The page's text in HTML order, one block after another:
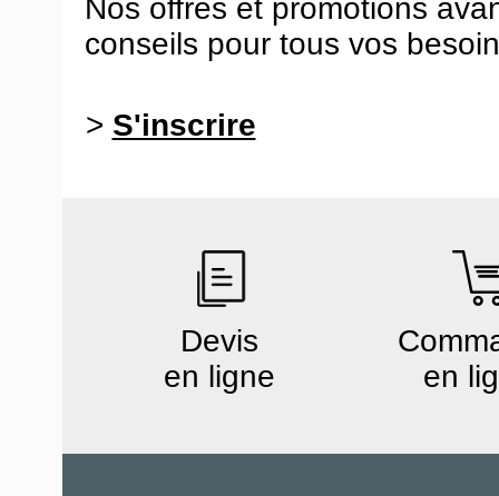
Nos offres et promotions
conseils pour tous vos
> S'inscrire
Devis
en ligne
en